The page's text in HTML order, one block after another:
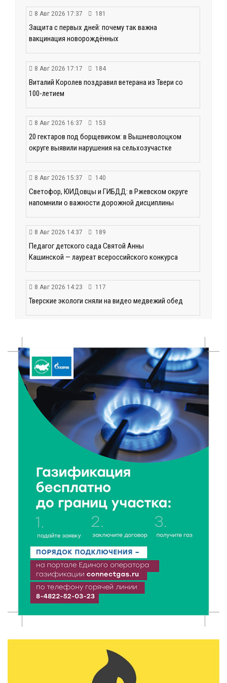
8 Авг 2026 17:37 181
Защита с первых дней: почему так важна
вакцинация новорождённых
8 Авг 2026 17:17 184
Виталий Королев поздравил ветерана из Твери со
100-летием
8 Авг 2026 16:37 153
20 гектаров под борщевиком: в Вышневолоцком
округе выявили нарушения на сельхозучастке
8 Авг 2026 15:37 140
Светофор, ЮИДовцы и ГИБДД: в Ржевском округе
напомнили о важности дорожной дисциплины
8 Авг 2026 14:37 189
Педагог детского сада Святой Анны
Кашинской — лауреат всероссийского конкурса
8 Авг 2026 14:23 117
Тверские экологи сняли на видео медвежий обед
Калязине
8 Авг 2026 13:37 302
Чем удивит X Международный фестиваль «Калитка»
в 2026 году?
8 Авг 2026 12:37 203
Забыл вещи в транспорте? Рассказываем, что ждёт
пассажиров по новым правилам
8 Авг 2026 12:12 350
Более 40 миллионов на металлургию получил бизнес
Твери
8 Авг 2026 11:37 277
От теории до практики: в детских лагерях Тверской
области проходят «Дни безопасности»
8 Авг 2026 10:37 218
Арбуз без риска: на что обратить внимание при
Виталий Королев рассказал о доступном спорте